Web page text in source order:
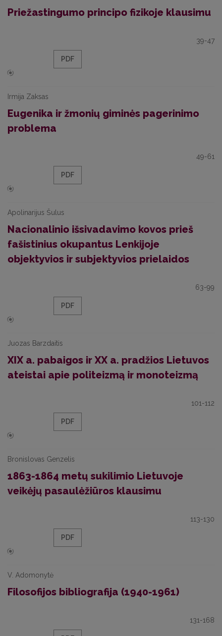
Priežastingumo principo fizikoje klausimu
39-47
PDF
Irmija Zaksas
Eugenika ir žmonių giminės pagerinimo
problema
49-61
PDF
Apolinarijus Šulus
Nacionalinio išsivadavimo kovos prieš
fašistinius okupantus Lenkijoje
objektyvios ir subjektyvios prielaidos
63-99
PDF
Juozas Barzdaitis
XIX a. pabaigos ir XX a. pradžios Lietuvos
ateistai apie politeizmą ir monoteizmą
101-112
PDF
Bronislovas Genzelis
1863-1864 metų sukilimio Lietuvoje
veikėjų pasaulėžiūros klausimu
113-130
PDF
V. Adomonytė
Filosofijos bibliografija (1940-1961)
131-168